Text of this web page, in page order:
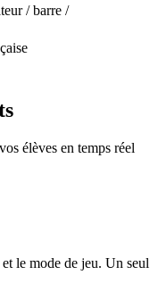
/ barre /
élèves en temps réel
le mode de jeu. Un seul